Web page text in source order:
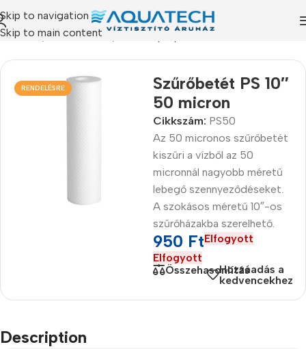
Skip to navigation
Skip to main content
/Szűrőbetétek
RENDELÉSRE
Szűrőbetét PS 10″
50 micron
Cikkszám: PS50
Az 50 micronos szűrőbetét
kiszűri a vízből az 50
micronnál nagyobb méretű
lebegő szennyeződéseket.
A szokásos méretű 10″-os
szűrőházakba szerelhető.
950 FtElfogyott
Elfogyott
ÖsszehasonlításHozzáadás a
kedvencekhez
Description